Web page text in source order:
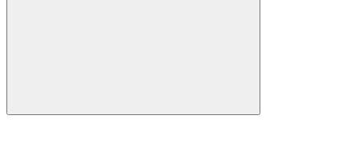
Buscar